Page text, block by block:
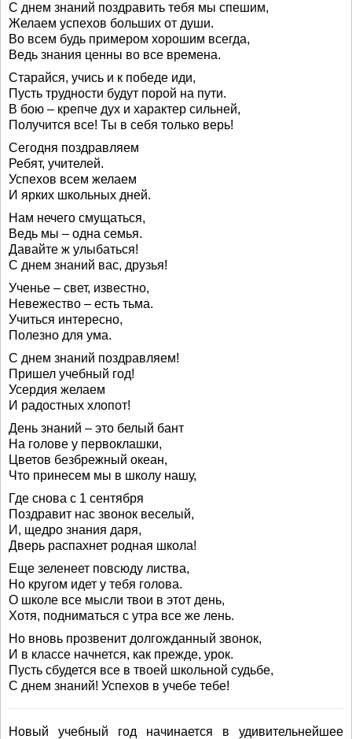
С днем знаний поздравить тебя мы спешим,
Желаем успехов больших от души.
Во всем будь примером хорошим всегда,
Ведь знания ценны во все времена.
Старайся, учись и к победе иди,
Пусть трудности будут порой на пути.
В бою – крепче дух и характер сильней,
Получится все! Ты в себя только верь!
Сегодня поздравляем
Ребят, учителей.
Успехов всем желаем
И ярких школьных дней.
Нам нечего смущаться,
Ведь мы – одна семья.
Давайте ж улыбаться!
С днем знаний вас, друзья!
Ученье – свет, известно,
Невежество – есть тьма.
Учиться интересно,
Полезно для ума.
С днем знаний поздравляем!
Пришел учебный год!
Усердия желаем
И радостных хлопот!
День знаний – это белый бант
На голове у первоклашки,
Цветов безбрежный океан,
Что принесем мы в школу нашу,
Где снова с 1 сентября
Поздравит нас звонок веселый,
И, щедро знания даря,
Дверь распахнет родная школа!
Еще зеленеет повсюду листва,
Но кругом идет у тебя голова.
О школе все мысли твои в этот день,
Хотя, подниматься с утра все же лень.
Но вновь прозвенит долгожданный звонок,
И в классе начнется, как прежде, урок.
Пусть сбудется все в твоей школьной судьбе,
С днем знаний! Успехов в учебе тебе!
Новый учебный год начинается в удивительнейшее